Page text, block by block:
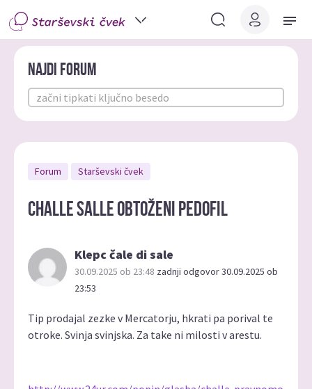
Najdi forum
Forum Starševski čvek
Challe Salle obtoženi pedofil
Klepc čale di sale
30.09.2025 ob 23:48 zadnji odgovor 30.09.2025 ob
23:53
Tip prodajal zezke v Mercatorju, hkrati pa porival te
otroke. Svinja svinjska. Za take ni milosti v arestu.